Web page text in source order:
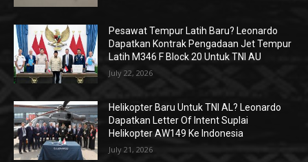
Pesawat Tempur Latih Baru? Leonardo
Dapatkan Kontrak Pengadaan Jet Tempur
Latih M346 F Block 20 Untuk TNI AU
July 22, 2026
Helikopter Baru Untuk TNI AL? Leonardo
Dapatkan Letter Of Intent Suplai
Helikopter AW149 Ke Indonesia
July 21, 2026